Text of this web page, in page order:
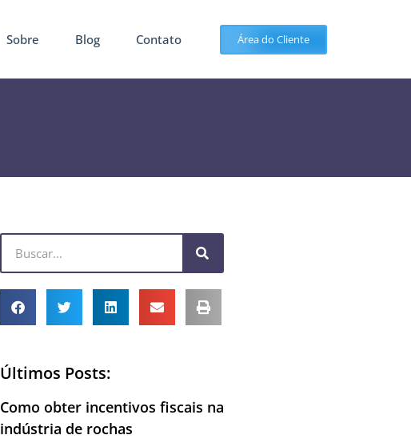
Sobre Blog Contato Área do Cliente
Últimos Posts:
Como obter incentivos fiscais na
indústria de rochas